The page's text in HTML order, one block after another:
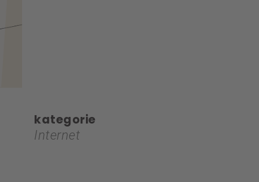
kategorie
Internet